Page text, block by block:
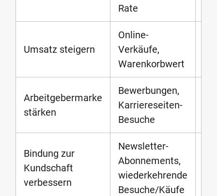
Rate
Umsatz steigern
Online-
Verkäufe,
Warenkorbwert
Arbeitgebermarke
stärken
Bewerbungen,
Karriereseiten-
Besuche
Bindung zur
Kundschaft
verbessern
Newsletter-
Abonnements,
wiederkehrende
Besuche/Käufe